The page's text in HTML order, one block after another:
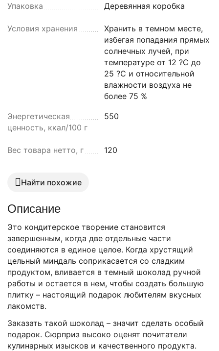
Упаковка Деревянная коробка
Условия хранения
Хранить в темном месте,
избегая попадания прямых
солнечных лучей, при
температуре от 12 ?С до
25 ?С и относительной
влажности воздуха не
более 75 %
Энергетическая
ценность, ккал/100 г
550
Вес товара нетто, г 120
Найти похожие
Описание
Это кондитерское творение становится
завершенным, когда две отдельные части
соединяются в единое целое. Когда хрустящий
цельный миндаль соприкасается со сладким
продуктом, вливается в темный шоколад ручной
работы и остается в нем, чтобы создать большую
плитку – настоящий подарок любителям вкусных
лакомств.
Заказать такой шоколад – значит сделать особый
подарок. Сюрприз высоко оценят почитатели
кулинарных изысков и качественного продукта.